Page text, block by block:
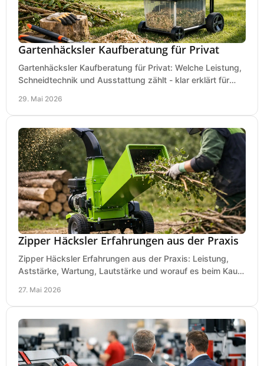
Gartenhäcksler Kaufberatung für Privat
Gartenhäcksler Kaufberatung für Privat: Welche Leistung,
Schneidtechnik und Ausstattung zählt - klar erklärt für
29. Mai 2026
Zipper Häcksler Erfahrungen aus der Praxis
Zipper Häcksler Erfahrungen aus der Praxis: Leistung,
Aststärke, Wartung, Lautstärke und worauf es beim Kauf
27. Mai 2026